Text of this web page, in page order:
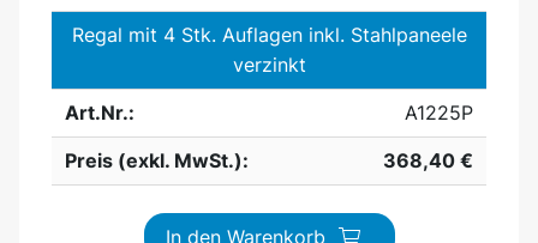
Regal mit 4 Stk. Auflagen inkl. Stahlpaneele
verzinkt
Art.Nr.:
A1225P
Preis (exkl. MwSt.):
368,40 €
In den Warenkorb